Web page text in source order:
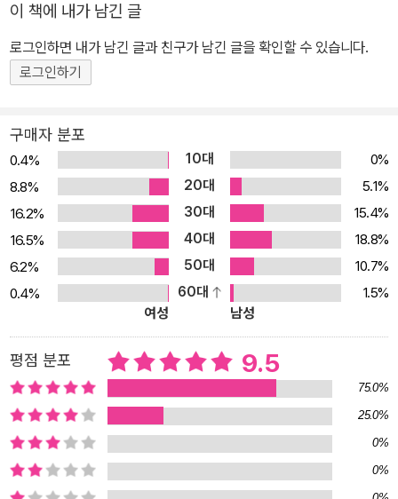
p://astsi.org)를 중심으로 ‘성경 중심’, ‘개혁신학’, ‘예언자적 정신’이
라는 세 가지 지표를 가지고 신학운동을 전개하고 있다. 짓거나 펴낸
책으로는 『예수: 불트만에서 제3세계까지』, 『그리스도론의 미래』,
동건의 신학이야기: 모든 사람에게』, 『빛, 색깔, 공기: 우리가 죽음을
대할 때』, 『신학이 있는 묵상』 시리즈, 『현대인을 위한 신학강의』, 『현
대신학의 흐름: 계시와 응답』(I), 『신학이란 무엇인가』, 『21세기 신학
의 과제』, 『신학의 전망: 21세기를 맞으며』, 『루터를 생각하며: 루터
와 시대정신』 등이 있고, 옮긴 책으로는 『자연신학: 에밀 브루너의 자
연과 은혜와 칼 바르트의 아니오!』, 『신학과 정치』, 『복음서와 예수』,
『이사야』 등이 있다.
이 책에 내가 남긴 글
로그인하면 내가 남긴 글과 친구가 남긴 글을 확인할 수 있습니다.
로그인하기
구매자 분포
0.4% 10대
0%
8.8%
20대
5.1%
16.2%
30대
15.4%
16.5%
40대
18.8%
6.2%
50대
10.7%
0.4%
60대
1.5%
여성
남성
평점 분포 9.5
75.0%
25.0%
0%
0%